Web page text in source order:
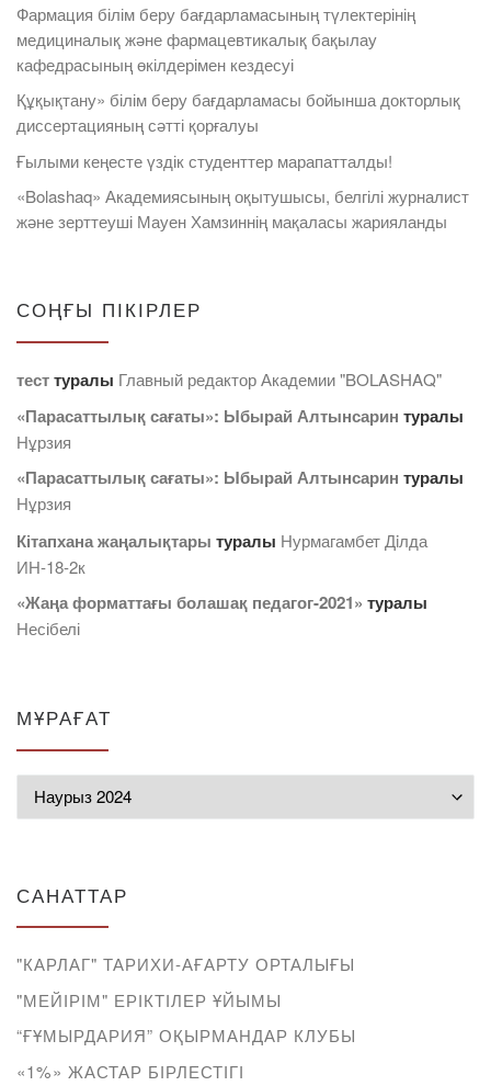
Фармация білім беру бағдарламасының түлектерінің
медициналық және фармацевтикалық бақылау
кафедрасының өкілдерімен кездесуі
Құқықтану» білім беру бағдарламасы бойынша докторлық
диссертацияның сәтті қорғалуы
Ғылыми кеңесте үздік студенттер марапатталды!
«Bolashaq» Академиясының оқытушысы, белгілі журналист
және зерттеуші Мауен Хамзиннің мақаласы жарияланды
СОҢҒЫ ПІКІРЛЕР
тесттуралы Главный редактор Академии "BOLASHAQ"
«Парасаттылық сағаты»: Ыбырай Алтынсарин туралы
Нұрзия
«Парасаттылық сағаты»: Ыбырай Алтынсарин туралы
Нұрзия
Кітапхана жаңалықтары туралы Нурмагамбет Дiлда
ИН-18-2к
«Жаңа форматтағы болашақ педагог-2021» туралы
Несібелі
МҰРАҒАТ
САНАТТАР
"КАРЛАГ" ТАРИХИ-АҒАРТУ ОРТАЛЫҒЫ
"МЕЙІРІМ" ЕРІКТІЛЕР ҰЙЫМЫ
“ҒҰМЫРДАРИЯ” ОҚЫРМАНДАР КЛУБЫ
«1%» ЖАСТАР БІРЛЕСТІГІ